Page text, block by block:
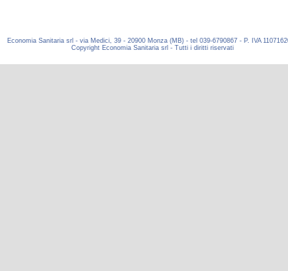
Economia Sanitaria srl - via Medici, 39 - 20900 Monza (MB) - tel 039-6790867 - P. IVA
Copyright Economia Sanitaria srl - Tutti i diritti riservati